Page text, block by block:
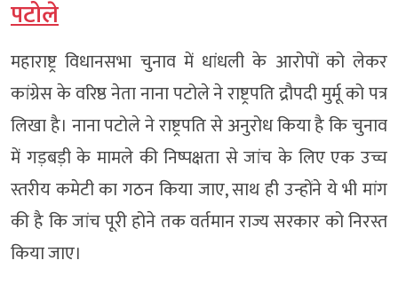
पटोले
महाराष्ट्र विधानसभा चुनाव में धांधली के आरोपों को लेकर
कांग्रेस के वरिष्ठ नेता नाना पटोले ने राष्ट्रपति द्रौपदी मुर्मू को पत्र
लिखा है। नाना पटोले ने राष्ट्रपति से अनुरोध किया है कि चुनाव
में गड़बड़ी के मामले की निष्पक्षता से जांच के लिए एक उच्च
स्तरीय कमेटी का गठन किया जाए, साथ ही उन्होंने ये भी मांग
की है कि जांच पूरी होने तक वर्तमान राज्य सरकार को निरस्त
किया जाए।